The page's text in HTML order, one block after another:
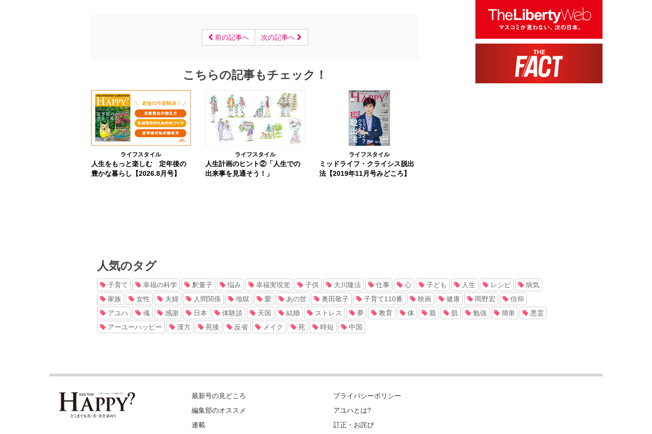
前の記事へ 次の記事へ
こちらの記事もチェック！
ライフスタイル
人生をもっと楽しむ 定年後の
豊かな暮らし【2026.8月号】
ライフスタイル
人生計画のヒント②「人生での
出来事を見通そう！」
ライフスタイル
ミッドライフ・クライシス脱出
法【2019年11月号みどころ】
人気のタグ
子育て 幸福の科学 釈量子 悩み 幸福実現党 子供 大川隆法 仕事 心 子ども 人生 レシピ
病気
家族
女性 夫婦 人間関係 地獄 愛 あの世 奥田敬子 子育て110番 映画 健康 岡野宏
信仰
アユハ
魂 感謝 日本 体験談 天国 結婚 ストレス 夢 教育 体 親 肌 勉強 簡単
悪霊
アーユーハッピー
漢方 死後 反省 メイク 死 時短 中国
最新号の見どころ
編集部のオススメ
連載
プライバシーポリシー
アユハとは?
訂正・お詫び